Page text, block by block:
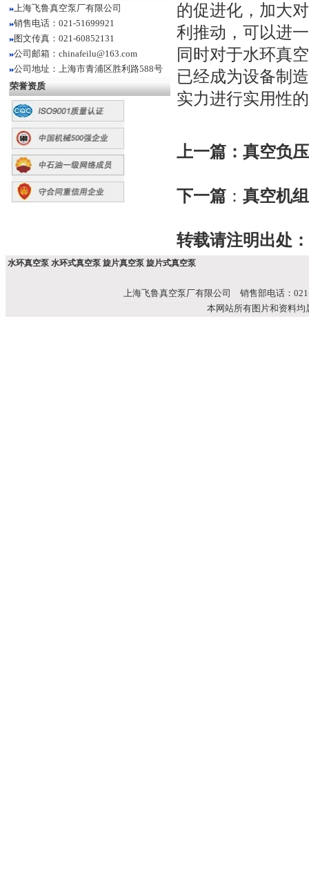
上海飞鲁真空泵厂有限公司
销售电话：021-51699921
图文传真：021-60852131
公司邮箱：chinafeilu@163.com
公司地址：上海市青浦区胜利路588号
荣誉资质
的促进化，加大
利推动，可以进
同时对于水环真
已经成为设备制
实力进行实用性
上一篇： 真空负
下一篇 ： 真空机
转载请注明出处：
水环真空泵 水环式真空泵 旋片真空泵 旋片式真空泵
上海飞鲁真空泵厂有限公司 销售部电话：
本网站所有图片和资料